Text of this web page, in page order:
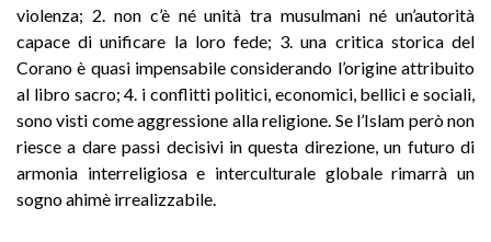
violenza; 2. non c’è né unità tra musulmani né un’autorità
capace di unificare la loro fede; 3. una critica storica del
Corano è quasi impensabile considerando l’origine attribuito
al libro sacro; 4. i conflitti politici, economici, bellici e sociali,
sono visti come aggressione alla religione. Se l’Islam però non
riesce a dare passi decisivi in questa direzione, un futuro di
armonia interreligiosa e interculturale globale rimarrà un
sogno ahimè irrealizzabile.